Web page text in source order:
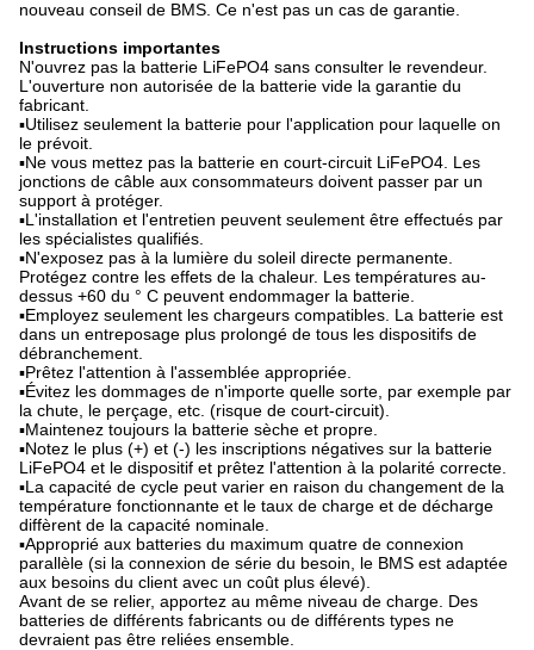
nouveau conseil de BMS. Ce n'est pas un cas de garantie.
Instructions importantes
N'ouvrez pas la batterie LiFePO4 sans consulter le revendeur.
L'ouverture non autorisée de la batterie vide la garantie du
fabricant.
▪Utilisez seulement la batterie pour l'application pour laquelle on
le prévoit.
▪Ne vous mettez pas la batterie en court-circuit LiFePO4. Les
jonctions de câble aux consommateurs doivent passer par un
support à protéger.
▪L'installation et l'entretien peuvent seulement être effectués par
les spécialistes qualifiés.
▪N'exposez pas à la lumière du soleil directe permanente.
Protégez contre les effets de la chaleur. Les températures au-
dessus +60 du ° C peuvent endommager la batterie.
▪Employez seulement les chargeurs compatibles. La batterie est
dans un entreposage plus prolongé de tous les dispositifs de
débranchement.
▪Prêtez l'attention à l'assemblée appropriée.
▪Évitez les dommages de n'importe quelle sorte, par exemple par
la chute, le perçage, etc. (risque de court-circuit).
▪Maintenez toujours la batterie sèche et propre.
▪Notez le plus (+) et (-) les inscriptions négatives sur la batterie
LiFePO4 et le dispositif et prêtez l'attention à la polarité correcte.
▪La capacité de cycle peut varier en raison du changement de la
température fonctionnante et le taux de charge et de décharge
diffèrent de la capacité nominale.
▪Approprié aux batteries du maximum quatre de connexion
parallèle (si la connexion de série du besoin, le BMS est adaptée
aux besoins du client avec un coût plus élevé).
Avant de se relier, apportez au même niveau de charge. Des
batteries de différents fabricants ou de différents types ne
devraient pas être reliées ensemble.